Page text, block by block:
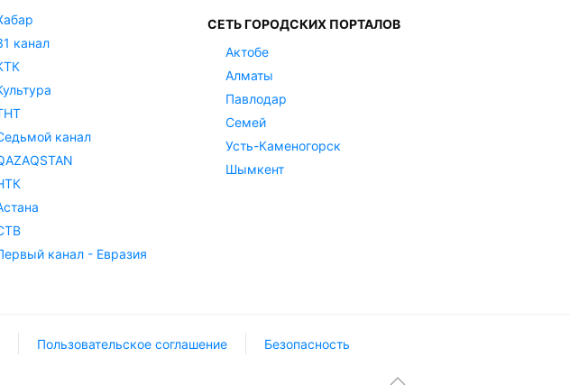
канал
канал
канал - Евразия
СЕТЬ ГОРОДСКИХ ПОРТАЛОВ
Актобе
Алматы
Павлодар
Семей
Усть-Каменогорск
Шымкент
Пользовательское соглашение Безопасность